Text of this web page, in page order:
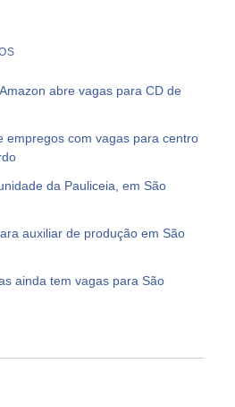
abre vagas para CD de
empregos com vagas para centro
da Pauliceia, em São
auxiliar de produção em São
ainda tem vagas para São